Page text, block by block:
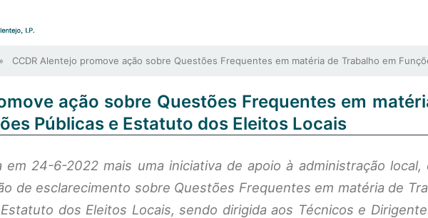
CCDR Alentejo promove ação sobre Questões Frequentes em matéria de Trabalho em
ação sobre Questões Frequentes em
Públicas e Estatuto dos Eleitos Locais
em 24-6-2022 mais uma iniciativa de apoio à administração local,
de esclarecimento sobre Questões Frequentes em matéria de
dos Eleitos Locais, sendo dirigida aos Técnicos e